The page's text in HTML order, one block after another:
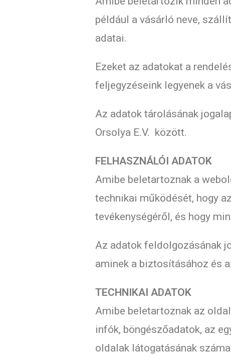
például a vásárló neve,
adatai.
Ezeket az adatokat a
feljegyzéseink legyenek a
Az adatok tárolásának
Orsolya E.V. között.
FELHASZNÁLÓI ADATOK
Amibe beletartoznak a
technikai működését, hogy
tevékenységéről, és hogy
Az adatok feldolgozásának
aminek a biztosításához és
TECHNIKAI ADATOK
Amibe beletartoznak az
infók, böngészőadatok, az
oldalak látogatásának